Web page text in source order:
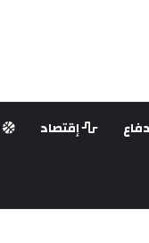
دفاع إقتصاد